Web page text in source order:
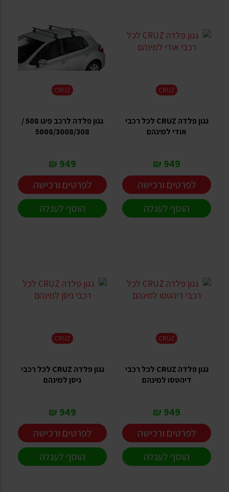
CRUZ
גגון פלדה CRUZ לכל רכבי
אודי למינהם
949 ₪
לפרטים ורכישה
הוסף לעגלה
CRUZ
גגון פלדה לרכב פיגו 508 /
5008/3008/308
949 ₪
לפרטים ורכישה
הוסף לעגלה
CRUZ
גגון פלדה CRUZ לכל רכבי
דיהטסו למינהם
949 ₪
לפרטים ורכישה
הוסף לעגלה
CRUZ
גגון פלדה CRUZ לכל רכבי
ניסן למינהם
949 ₪
לפרטים ורכישה
הוסף לעגלה